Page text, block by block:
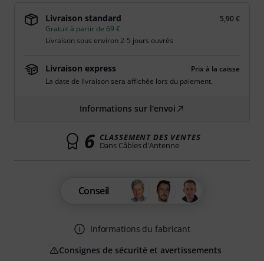
Livraison standard
5,90 €
Gratuit à partir de 69 €
Livraison sous environ 2-5 jours ouvrés
Livraison express
Prix à la caisse
La date de livraison sera affichée lors du paiement.
Informations sur l'envoi
6 CLASSEMENT DES VENTES
Dans Câbles d'Antenne
Conseil
Informations du fabricant
Consignes de sécurité et avertissements